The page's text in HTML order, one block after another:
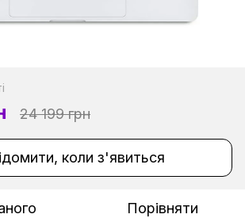
24 199 грн
коли з'явиться
Порівняти